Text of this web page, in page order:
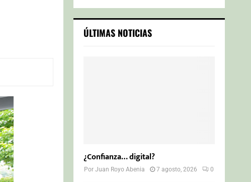
c
h
S
ÚLTIMAS NOTICIAS
¿Confianza… digital?
PorJuan Royo Abenia 7 agosto, 2026 0